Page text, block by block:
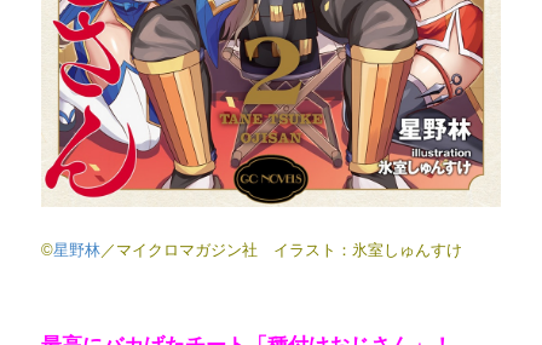
©星野林 ／マイクロマガジン社 イラスト：氷室しゅんすけ